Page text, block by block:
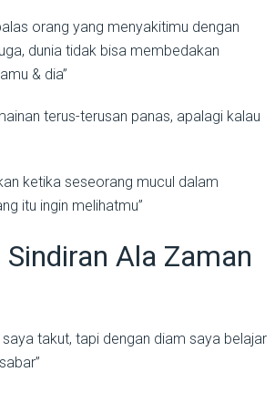
orang yang menyakitimu dengan
dunia tidak bisa membedakan
& dia”
terus-terusan panas, apalagi kalau
ketika seseorang mucul dalam
itu ingin melihatmu”
Ala Zaman
saya takut, tapi dengan diam saya belajar